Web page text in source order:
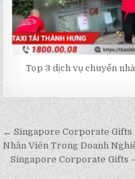
Top 3 dịch vụ chuyển
Post
navigation
← Singapore Corporate Gifts
Nhân Viên Trong Doanh
Singapore Corporate Gifts